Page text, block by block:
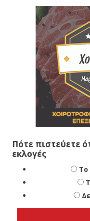
Πότε πιστεύετε
εκλογές